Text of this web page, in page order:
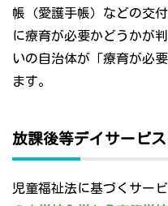
帳（愛護手帳）などの交
に療育が必要かどうかが
いの自治体が「療育が必
ます。
放課後等デイサービス
児童福祉法に基づくサー